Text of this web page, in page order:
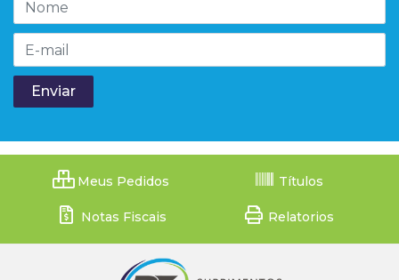
Meus Pedidos Títulos
Notas Fiscais Relatorios